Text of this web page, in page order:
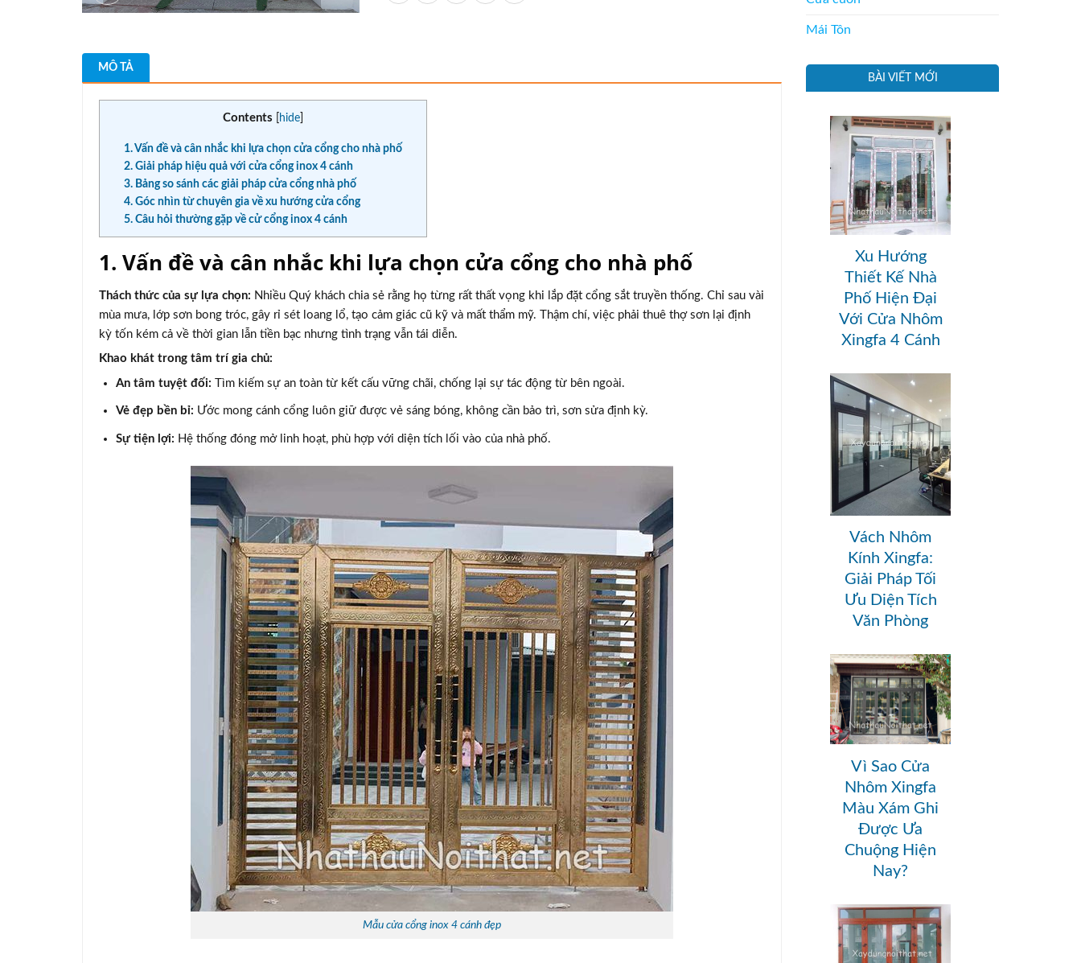
Mái Tôn
BÀI VIẾT MỚI
Xu Hướng
Thiết Kế Nhà
Phố Hiện Đại
Với Cửa Nhôm
Xingfa 4 Cánh
Vách Nhôm
Kính Xingfa:
Giải Pháp Tối
Ưu Diện Tích
Văn Phòng
Vì Sao Cửa
Nhôm Xingfa
Màu Xám Ghi
Được Ưa
Chuộng Hiện
Nay?
MÔ TẢ
Contents hide
1. Vấn đề và cân nhắc khi lựa chọn cửa cổng cho nhà phố
2. Giải pháp hiệu quả với cửa cổng inox 4 cánh
3. Bảng so sánh các giải pháp cửa cổng nhà phố
4. Góc nhìn từ chuyên gia về xu hướng cửa cổng
5. Câu hỏi thường gặp về cử cổng inox 4 cánh
1. Vấn đề và cân nhắc khi lựa chọn cửa cổng cho nhà phố
Thách thức của sự lựa chọn: Nhiều Quý khách chia sẻ rằng họ từng rất thất vọng khi lắp đặt cổng sắt truyền thống. Chỉ sau vài
mùa mưa, lớp sơn bong tróc, gây rỉ sét loang lổ, tạo cảm giác cũ kỹ và mất thẩm mỹ. Thậm chí, việc phải thuê thợ sơn lại định
kỳ tốn kém cả về thời gian lẫn tiền bạc nhưng tình trạng vẫn tái diễn.
Khao khát trong tâm trí gia chủ:
An tâm tuyệt đối: Tìm kiếm sự an toàn từ kết cấu vững chãi, chống lại sự tác động từ bên ngoài.
Vẻ đẹp bền bỉ: Ước mong cánh cổng luôn giữ được vẻ sáng bóng, không cần bảo trì, sơn sửa định kỳ.
Sự tiện lợi: Hệ thống đóng mở linh hoạt, phù hợp với diện tích lối vào của nhà phố.
Mẫu cửa cổng inox 4 cánh đẹp